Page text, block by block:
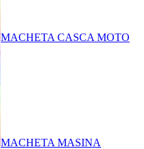
MACHETA CASCA MOTO
MACHETA MASINA